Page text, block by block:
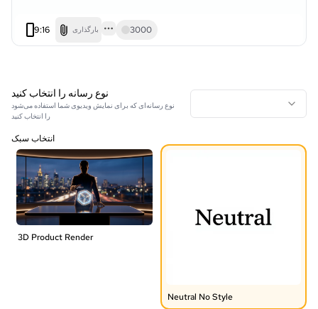
9:16 بارگذاری 3000
نوع رسانه را انتخاب کنید
نوع رسانه‌ای که برای نمایش ویدیوی شما استفاده می‌شود
را انتخاب کنید
انتخاب سبک
3D Product Render
Neutral No Style